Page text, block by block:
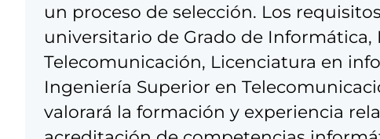
un proceso de selección. Los
universitario de Grado de
Telecomunicación, Licenciatura en
Ingeniería Superior en
valorará la formación y experiencia